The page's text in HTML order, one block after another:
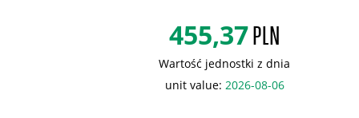
455,37PLN
Wartość jednostki z dnia
unit value: 2026-08-06